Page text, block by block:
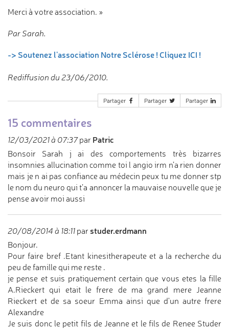
Merci à votre association. »
Par Sarah.
-> Soutenez l'association Notre Sclérose ! Cliquez ICI !
Rediffusion du 23/06/2010.
Partager Partager Partager
15 commentaires
12/03/2021 à 07:37par Patric
Bonsoir Sarah j ai des comportements très bizarres
insomnies allucination comme toi l angio irm n’a rien donner
mais je n ai pas confiance au médecin peux tu me donner stp
le nom du neuro qui t’a annoncer la mauvaise nouvelle que je
pense avoir moi aussi
20/08/2014 à 18:11 par studer.erdmann
Bonjour.
Pour faire bref .Etant kinesitherapeute et a la recherche du
peu de famille qui me reste .
je pense et suis pratiquement certain que vous etes la fille
A.Rieckert qui etait le frere de ma grand mere Jeanne
Rieckert et de sa soeur Emma ainsi que d'un autre frere
Alexandre
Je suis donc le petit fils de Jeanne et le fils de Renee Studer